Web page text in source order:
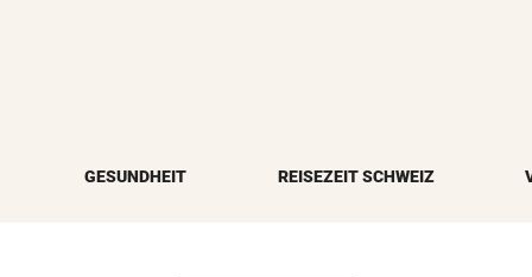
GESUNDHEIT REISEZEIT SCHWEIZ